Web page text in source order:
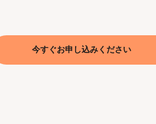
今すぐお申し込みください